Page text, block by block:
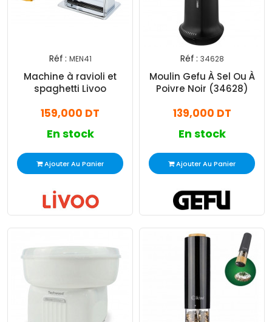
Réf : MEN41
Machine à ravioli et
spaghetti Livoo
159,000 DT
En stock
Ajouter Au Panier
Réf : 34628
Moulin Gefu À Sel Ou À
Poivre Noir (34628)
139,000 DT
En stock
Ajouter Au Panier